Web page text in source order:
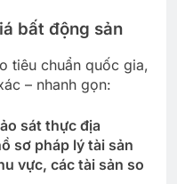
bất động sản
tiêu chuẩn quốc gia,
– nhanh gọn:
sát thực địa
sơ pháp lý tài sản
vực, các tài sản so